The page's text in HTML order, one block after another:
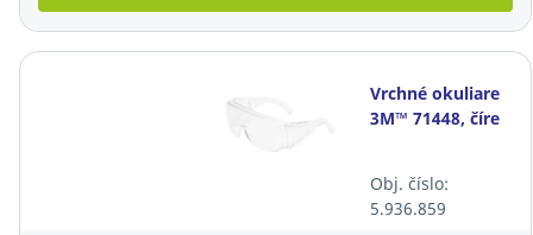
Vrchné okuliare
3M™ 71448, číre
Obj. číslo:
5.936.859